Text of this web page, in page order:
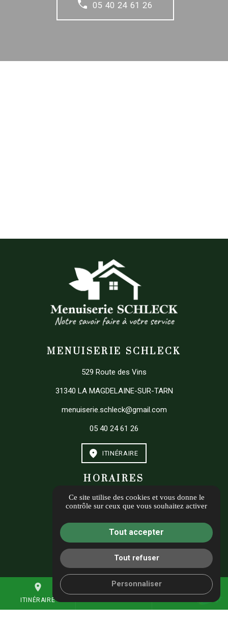
05 40 24 61 26
place
ITINÉRAIRE
mail
MENUISERIE SCHLECK
529 Route des Vins
31340 LA MAGDELAINE-SUR-TARN
menuiserie.schleck@gmail.com
05 40 24 61 26
ITINÉRAIRE
HORAIRES
Du lundi au vendredi de 9 h à 17 h 30
Mentions légales
Politique de confidentialité
Gestion des cookies
Ce site utilise des cookies et vous donne le
contrôle sur ceux que vous souhaitez activer
Tout accepter
Tout refuser
Personnaliser